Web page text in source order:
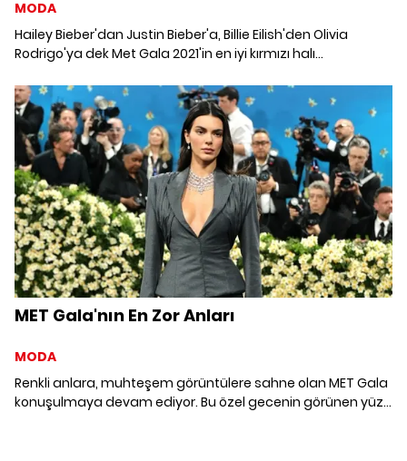
MODA
Hailey Bieber'dan Justin Bieber'a, Billie Eilish'den Olivia
Rodrigo'ya dek Met Gala 2021'in en iyi kırmızı halı
MET Gala'nın En Zor Anları
MODA
Renkli anlara, muhteşem görüntülere sahne olan MET Gala
konuşulmaya devam ediyor. Bu özel gecenin görünen yüzü